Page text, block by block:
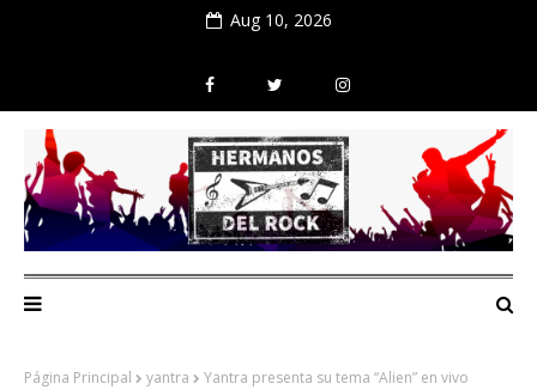
Aug 10, 2026
Página Principal yantra Yantra presenta su tema “Alien” en vivo